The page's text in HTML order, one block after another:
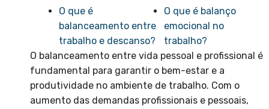
O que é
balanceamento entre
trabalho e descanso?
O que é balanço
emocional no
trabalho?
O balanceamento entre vida pessoal e profissional é
fundamental para garantir o bem-estar e a
produtividade no ambiente de trabalho. Com o
aumento das demandas profissionais e pessoais,